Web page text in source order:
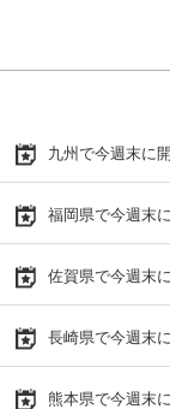
九州で今週末に
福岡県で今週末
佐賀県で今週末
長崎県で今週末
熊本県で今週末